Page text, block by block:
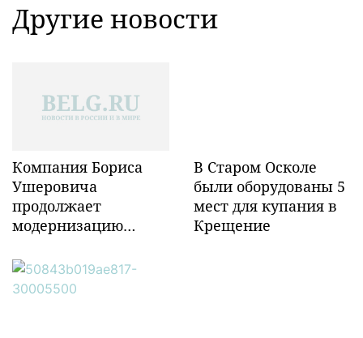
Другие новости
Компания Бориса
Ушеровича
продолжает
модернизацию
инфраструктуры в
Забайкалье
В Старом Осколе
были оборудованы 5
мест для купания в
Крещение